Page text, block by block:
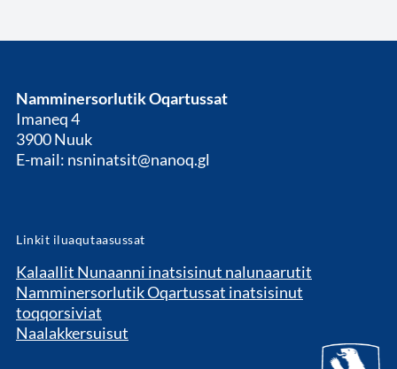
Namminersorlutik Oqartussat
Imaneq 4
3900 Nuuk
E-mail: nsninatsit@nanoq.gl
Linkit iluaqutaasussat
Kalaallit Nunaanni inatsisinut nalunaarutit
Namminersorlutik Oqartussat inatsisinut
toqqorsiviat
Naalakkersuisut